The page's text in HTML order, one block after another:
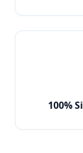
100%